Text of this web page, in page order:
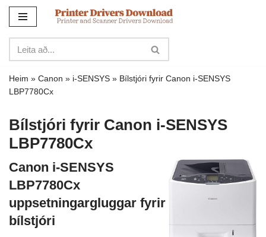
yfir
í
innihald
Heim » Canon » i-SENSYS » Bílstjóri fyrir Canon i-SENSYS
LBP7780Cx
Bílstjóri fyrir Canon i-SENSYS
LBP7780Cx
Canon i-SENSYS
LBP7780Cx
uppsetningargluggar fyrir
bílstjóri